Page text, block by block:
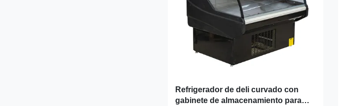
Refrigerador de deli curvado con
gabinete de almacenamiento para